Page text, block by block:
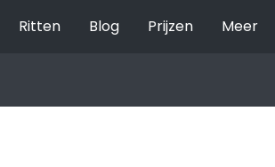
Ritten Blog Prijzen Meer